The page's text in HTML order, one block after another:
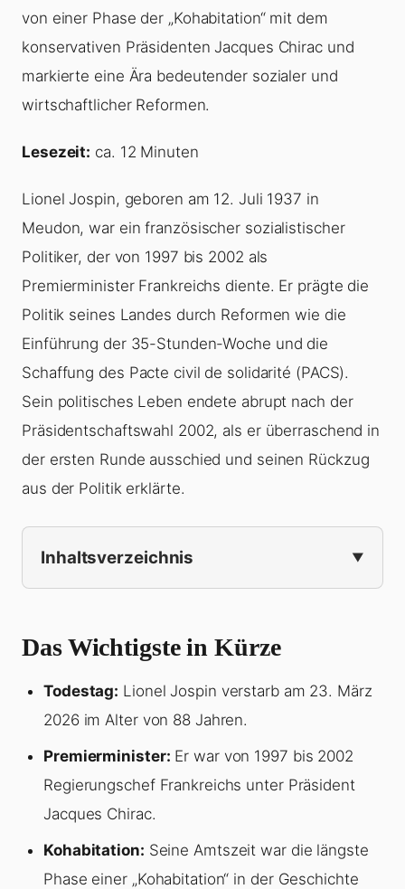
von einer Phase der „Kohabitation“ mit dem
konservativen Präsidenten Jacques Chirac und
markierte eine Ära bedeutender sozialer und
wirtschaftlicher Reformen.
Lesezeit: ca. 12 Minuten
Lionel Jospin, geboren am 12. Juli 1937 in
Meudon, war ein französischer sozialistischer
Politiker, der von 1997 bis 2002 als
Premierminister Frankreichs diente. Er prägte die
Politik seines Landes durch Reformen wie die
Einführung der 35-Stunden-Woche und die
Schaffung des Pacte civil de solidarité (PACS).
Sein politisches Leben endete abrupt nach der
Präsidentschaftswahl 2002, als er überraschend in
der ersten Runde ausschied und seinen Rückzug
aus der Politik erklärte.
Inhaltsverzeichnis
Das Wichtigste in Kürze
Todestag: Lionel Jospin verstarb am 23. März
2026 im Alter von 88 Jahren.
Premierminister: Er war von 1997 bis 2002
Regierungschef Frankreichs unter Präsident
Jacques Chirac.
Kohabitation: Seine Amtszeit war die längste
Phase einer „Kohabitation“ in der Geschichte